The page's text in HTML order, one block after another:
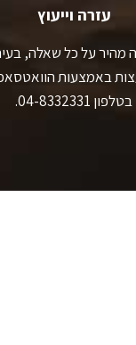
עזרה וייעוץ
מהיר על כל שאלה,
באמצעות
בטלפון 04-8332331.